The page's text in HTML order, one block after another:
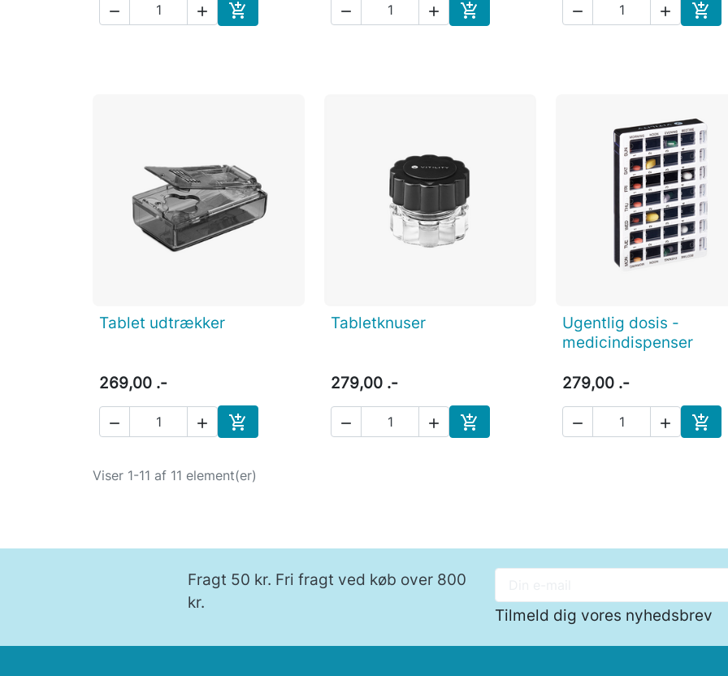
  
Læg i indkøbskurv
  
Læg i indkøbskurv
  
Læg
 Vis her
Tablet udtrækker
269,00 .-
  
Læg i indkøbskurv
 Vis her
Tabletknuser
279,00 .-
  
Læg i indkøbskurv
 Vis her
Ugentlig dosis -
medicindispenser
279,00 .-
  
Læg
Viser 1-11 af 11 element(er)
Fragt 50 kr. Fri fragt ved køb over 800
kr.
Tilmeld dig vores nyhedsbrev